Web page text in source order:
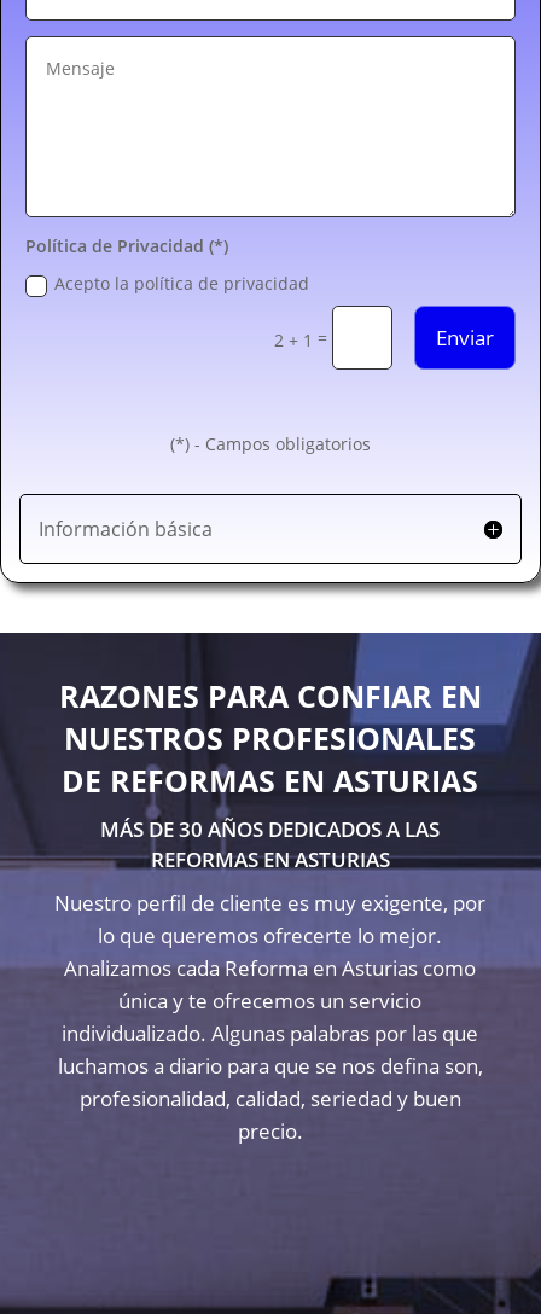
Política de Privacidad (*)
Acepto la política de privacidad
2 + 1 = Enviar
(*) - Campos obligatorios
Información básica
RAZONES PARA CONFIAR EN
NUESTROS PROFESIONALES
DE REFORMAS EN ASTURIAS
MÁS DE 30 AÑOS DEDICADOS A LAS
REFORMAS EN ASTURIAS
Nuestro perfil de cliente es muy exigente, por
lo que queremos ofrecerte lo mejor.
Analizamos cada Reforma en Asturias como
única y te ofrecemos un servicio
individualizado. Algunas palabras por las que
luchamos a diario para que se nos defina son,
profesionalidad, calidad, seriedad y buen
precio.